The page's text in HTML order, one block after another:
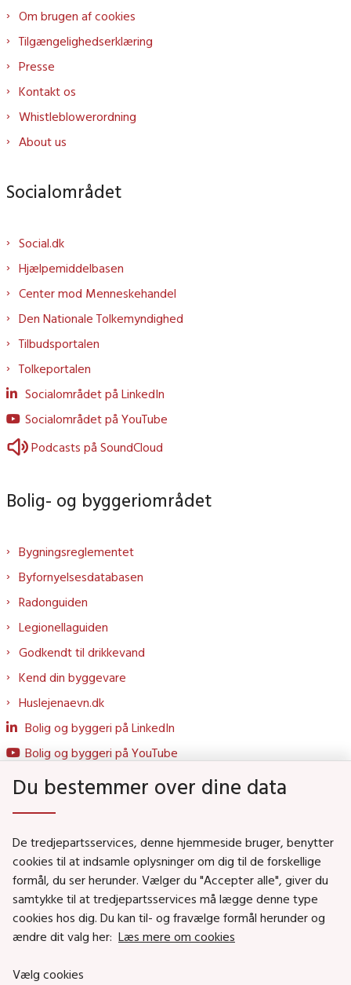
Om brugen af cookies
Tilgængelighedserklæring
Presse
Kontakt os
Whistleblowerordning
About us
Socialområdet
Social.dk
Hjælpemiddelbasen
Center mod Menneskehandel
Den Nationale Tolkemyndighed
Tilbudsportalen
Tolkeportalen
Socialområdet på LinkedIn
Socialområdet på YouTube
Podcasts på SoundCloud
Bolig- og byggeriområdet
Bygningsreglementet
Byfornyelsesdatabasen
Radonguiden
Legionellaguiden
Godkendt til drikkevand
Kend din byggevare
Huslejenaevn.dk
Bolig og byggeri på LinkedIn
Bolig og byggeri på YouTube
Social- og Boligministeriet
Job i Social- og Boligstyrelsen
Puljer og tilskud
Nyhedsbreve
Du bestemmer over dine data
De tredjepartsservices, denne hjemmeside bruger, benytter
cookies til at indsamle oplysninger om dig til de forskellige
formål, du ser herunder. Vælger du "Accepter alle", giver du
samtykke til at tredjepartsservices må lægge denne type
cookies hos dig. Du kan til- og fravælge formål herunder og
ændre dit valg her: Læs mere om cookies
Vælg cookies